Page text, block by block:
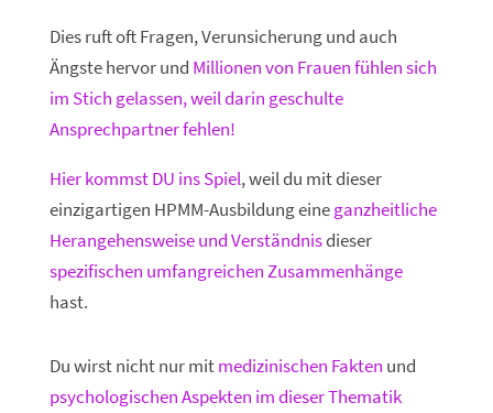
Dies ruft oft Fragen, Verunsicherung und auch
Ängste hervor und Millionen von Frauen fühlen sich
im Stich gelassen, weil darin geschulte
Ansprechpartner fehlen!
Hier kommst DU ins Spiel, weil du mit dieser
einzigartigen HPMM-Ausbildung eineganzheitliche
Herangehensweise und Verständnisdieser
spezifischen umfangreichen Zusammenhänge
hast.
Du wirst nicht nur mitmedizinischen Fakten und
psychologischen Aspekten im dieser Thematik